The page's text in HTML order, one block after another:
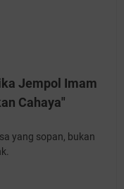
Jempol Imam
Cahaya"
yang sopan, bukan